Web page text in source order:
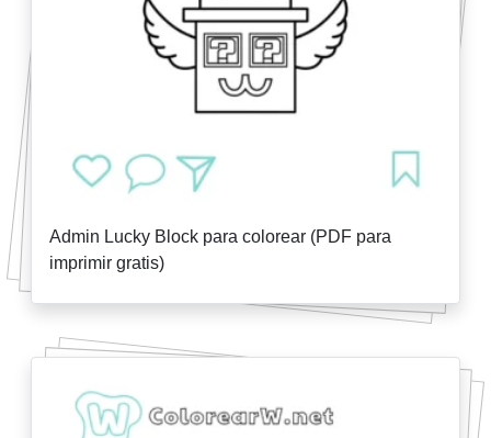
Admin Lucky Block para colorear (PDF para
imprimir gratis)